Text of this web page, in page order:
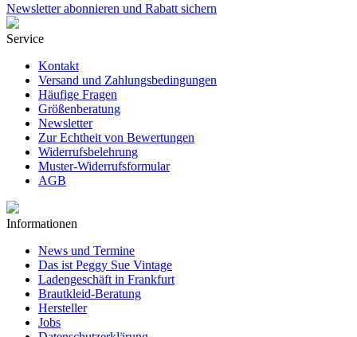
Newsletter abonnieren und Rabatt sichern
Service
Kontakt
Versand und Zahlungsbedingungen
Häufige Fragen
Größenberatung
Newsletter
Zur Echtheit von Bewertungen
Widerrufsbelehrung
Muster-Widerrufsformular
AGB
Informationen
News und Termine
Das ist Peggy Sue Vintage
Ladengeschäft in Frankfurt
Brautkleid-Beratung
Hersteller
Jobs